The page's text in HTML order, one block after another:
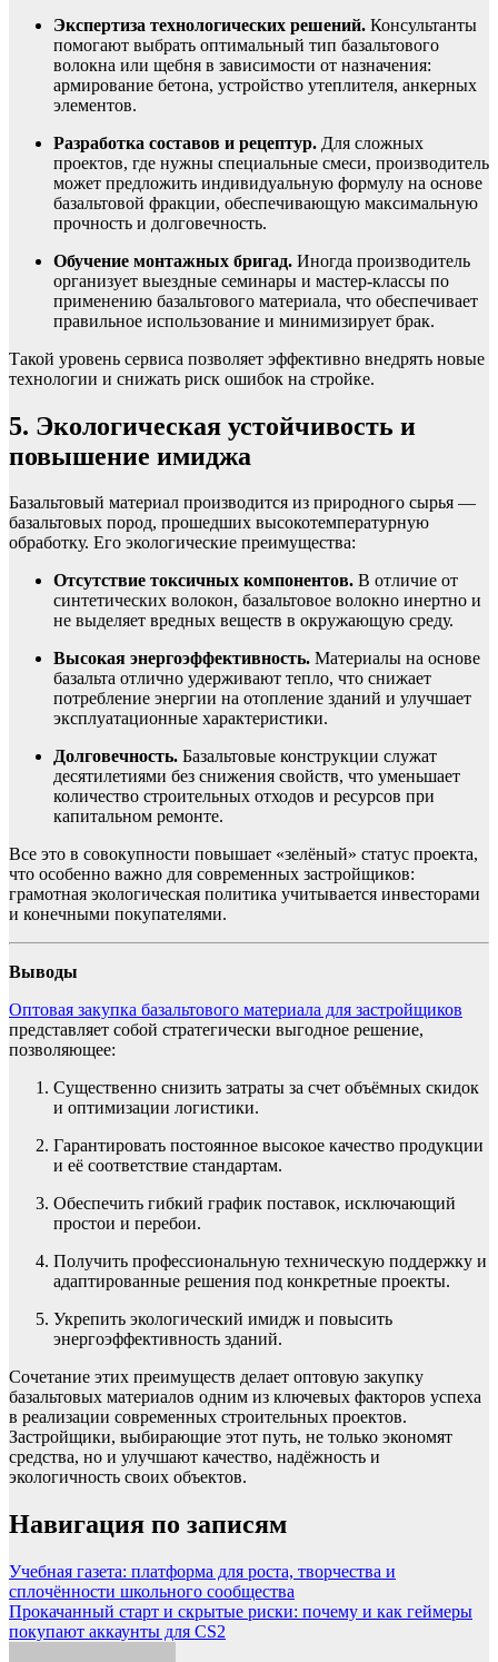
Экспертиза технологических решений. Консультанты
помогают выбрать оптимальный тип базальтового
волокна или щебня в зависимости от назначения:
армирование бетона, устройство утеплителя, анкерных
элементов.
Разработка составов и рецептур. Для сложных
проектов, где нужны специальные смеси, производитель
может предложить индивидуальную формулу на основе
базальтовой фракции, обеспечивающую максимальную
прочность и долговечность.
Обучение монтажных бригад. Иногда производитель
организует выездные семинары и мастер-классы по
применению базальтового материала, что обеспечивает
правильное использование и минимизирует брак.
Такой уровень сервиса позволяет эффективно внедрять новые
технологии и снижать риск ошибок на стройке.
5. Экологическая устойчивость и
повышение имиджа
Базальтовый материал производится из природного сырья —
базальтовых пород, прошедших высокотемпературную
обработку. Его экологические преимущества:
Отсутствие токсичных компонентов. В отличие от
синтетических волокон, базальтовое волокно инертно и
не выделяет вредных веществ в окружающую среду.
Высокая энергоэффективность. Материалы на основе
базальта отлично удерживают тепло, что снижает
потребление энергии на отопление зданий и улучшает
эксплуатационные характеристики.
Долговечность. Базальтовые конструкции служат
десятилетиями без снижения свойств, что уменьшает
количество строительных отходов и ресурсов при
капитальном ремонте.
Все это в совокупности повышает «зелёный» статус проекта,
что особенно важно для современных застройщиков:
грамотная экологическая политика учитывается инвесторами
и конечными покупателями.
Выводы
Оптовая закупка базальтового материала для застройщиков
представляет собой стратегически выгодное решение,
позволяющее:
Существенно снизить затраты за счет объёмных скидок
и оптимизации логистики.
Гарантировать постоянное высокое качество продукции
и её соответствие стандартам.
Обеспечить гибкий график поставок, исключающий
простои и перебои.
Получить профессиональную техническую поддержку и
адаптированные решения под конкретные проекты.
Укрепить экологический имидж и повысить
энергоэффективность зданий.
Сочетание этих преимуществ делает оптовую закупку
базальтовых материалов одним из ключевых факторов успеха
в реализации современных строительных проектов.
Застройщики, выбирающие этот путь, не только экономят
средства, но и улучшают качество, надёжность и
экологичность своих объектов.
Навигация по записям
Учебная газета: платформа для роста, творчества и
сплочённости школьного сообщества
Прокачанный старт и скрытые риски: почему и как геймеры
покупают аккаунты для CS2